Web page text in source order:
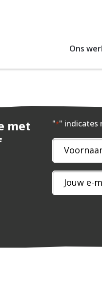
Ons
met
"*" indicates
Naam
*